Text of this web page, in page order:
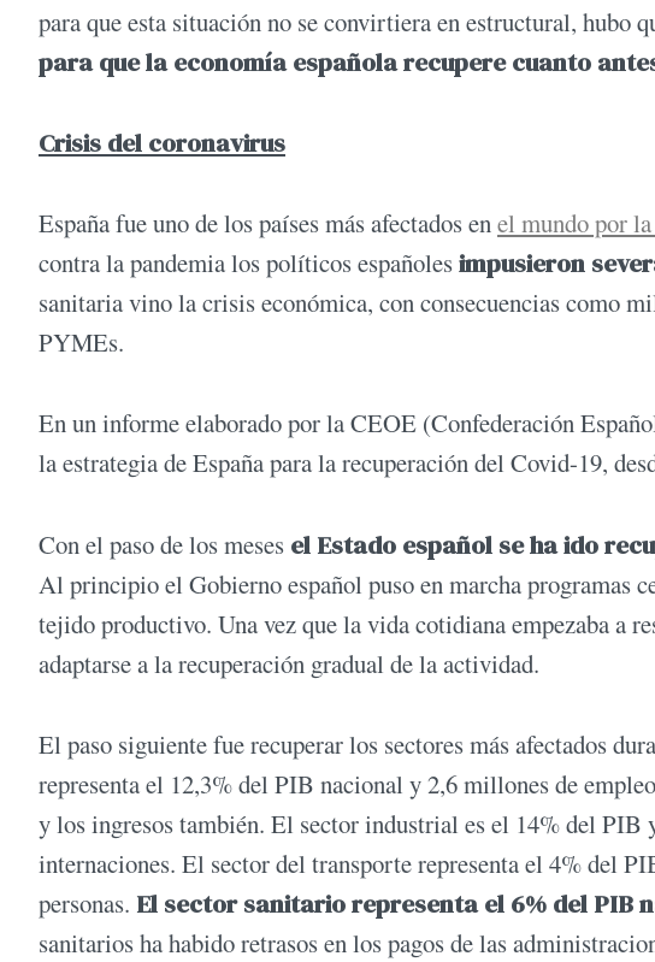
para que esta situación no se convirtiera en estructural, hubo
para que la economía española recupere cuanto
Crisis del coronavirus
España fue uno de los países más afectados enel mundo por
contra la pandemia los políticos españolesimpusieron
sanitaria vino la crisis económica, con consecuencias como
PYMEs.
En un informe elaborado por la CEOE (Confederación
la estrategia de España para la recuperación del Covid-19,
Con el paso de los meses el Estado español se ha ido
Al principio el Gobierno español puso en marcha programas
tejido productivo. Una vez que la vida cotidiana empezaba a
adaptarse a la recuperación gradual de la actividad.
El paso siguiente fue recuperar los sectores más afectados
representa el 12,3% del PIB nacional y 2,6 millones de
y los ingresos también. El sector industrial es el 14% del PIB
internaciones. El sector del transporte representa el 4% del
personas. El sector sanitario representa el 6% del PIB
sanitarios ha habido retrasos en los pagos de las